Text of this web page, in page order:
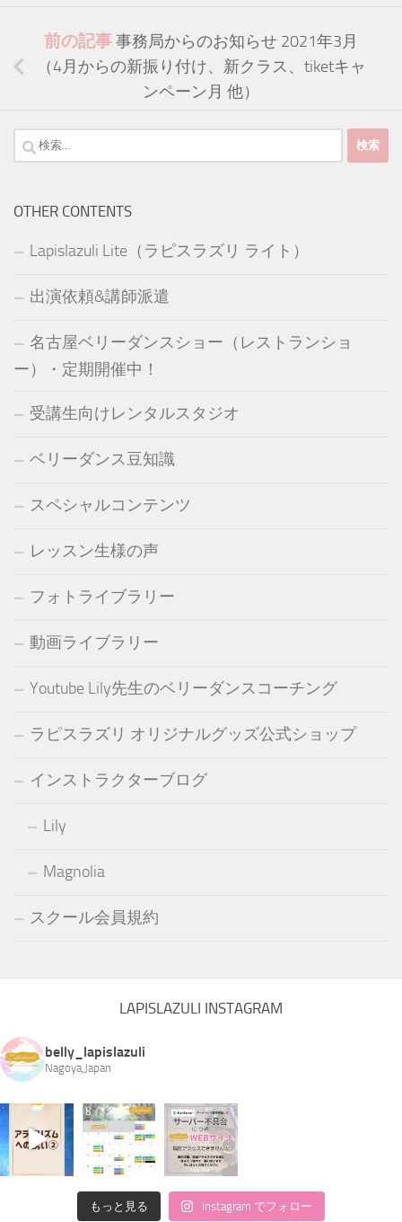
前の記事事務局からのお知らせ 2021年3月
（4月からの新振り付け、新クラス、tiketキャ
ンペーン月 他）
検
索:
OTHER CONTENTS
Lapislazuli Lite（ラピスラズリ ライト）
出演依頼&講師派遣
名古屋ベリーダンスショー（レストランショ
ー）・定期開催中！
受講生向けレンタルスタジオ
ベリーダンス豆知識
スペシャルコンテンツ
レッスン生様の声
フォトライブラリー
動画ライブラリー
Youtube Lily先生のベリーダンスコーチング
ラピスラズリ オリジナルグッズ公式ショップ
インストラクターブログ
Lily
Magnolia
スクール会員規約
LAPISLAZULI INSTAGRAM
belly_lapislazuli
Nagoya,Japan
もっと見る Instagram でフォロー